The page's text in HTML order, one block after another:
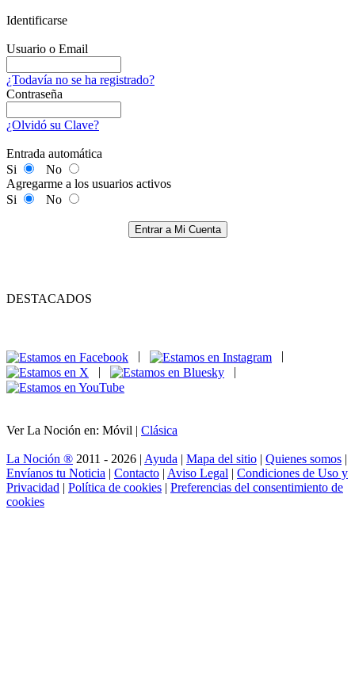
Identificarse
Usuario o Email
¿Todavía no se ha registrado?
Contraseña
¿Olvidó su Clave?
Entrada automática
Si
No
Agregarme a los usuarios activos
Si
No
Entrar a Mi Cuenta
DESTACADOS
|
|
Ver La Noción en: Móvil | Clásica
La Noción ® 2011 - 2026 | Ayuda | Mapa del sitio | Quienes somos |
Envíanos tu Noticia | Contacto | Aviso Legal | Condiciones de Uso y
Privacidad | Política de cookies | Preferencias del consentimiento de
cookies